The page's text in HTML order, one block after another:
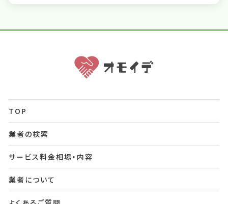
TOP
業者の検索
サービス料金相場・内容
業者について